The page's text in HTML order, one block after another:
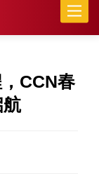
Toggle
CCN春